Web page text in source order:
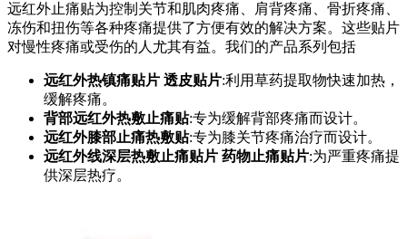
远红外止痛贴为控制关节和肌肉疼痛、肩背疼痛、骨折疼痛、
冻伤和扭伤等各种疼痛提供了方便有效的解决方案。这些贴片
对慢性疼痛或受伤的人尤其有益。我们的产品系列包括
远红外热镇痛贴片 透皮贴片:利用草药提取物快速加热，
缓解疼痛。
背部远红外热敷止痛贴:专为缓解背部疼痛而设计。
远红外膝部止痛热敷贴:专为膝关节疼痛治疗而设计。
远红外线深层热敷止痛贴片 药物止痛贴片:为严重疼痛提
供深层热疗。